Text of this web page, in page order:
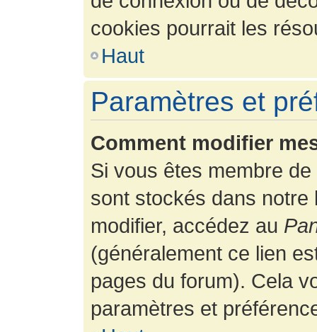
cookies pourrait les
Haut
Paramètres et
Comment modifier
Si vous êtes membre
sont stockés dans
modifier, accédez au
(généralement ce lien
pages du forum). Cela
paramètres et